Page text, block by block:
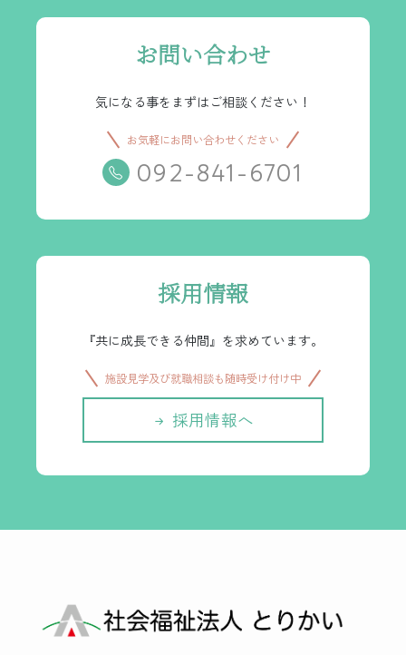
お問い合わせ
気になる事をまずはご相談ください！
お気軽にお問い合わせください
092-841-6701
採用情報
『共に成長できる仲間』を求めています。
施設見学及び就職相談も随時受け付け中
採用情報へ